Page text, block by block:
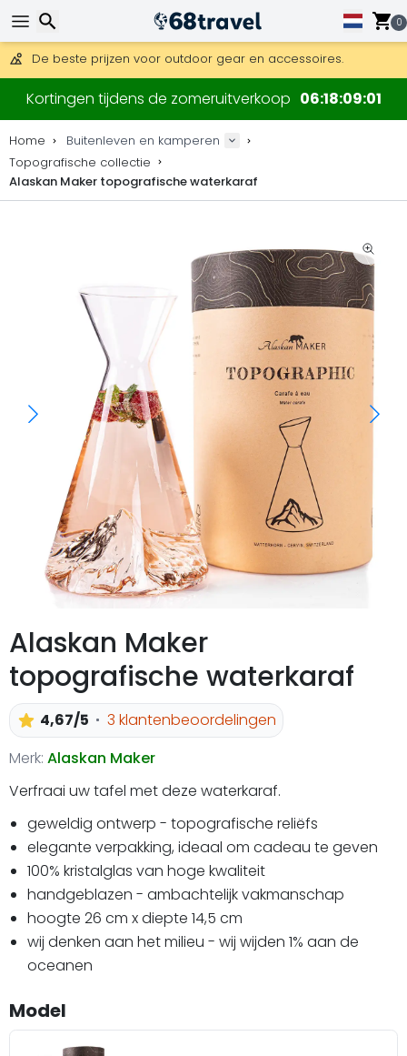
0
Gratis verzending bij bestellingen boven 169 €.
DHL Express is ook beschikbaar.
30 dagen retour, 90 dagen voor houten kaarten en
De beste prijzen voor outdoor gear en accessoires.
Kortingen tijdens de zomeruitverkoop 06180900
Home
Buitenleven en kamperen
Topografische collectie
Alaskan Maker topografische waterkaraf
Alaskan Maker
topografische waterkaraf
4,67/5
3 klantenbeoordelingen
Merk: Alaskan Maker
Verfraai uw tafel met deze waterkaraf.
geweldig ontwerp - topografische reliëfs
elegante verpakking, ideaal om cadeau te geven
100% kristalglas van hoge kwaliteit
handgeblazen - ambachtelijk vakmanschap
hoogte 26 cm x diepte 14,5 cm
wij denken aan het milieu - wij wijden 1% aan de
oceanen
Model
Zoeken
Zoeken